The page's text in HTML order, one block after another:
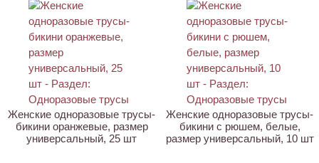
Женские одноразовые трусы-
бикини оранжевые, размер
универсальный, 25 шт
Женские одноразовые трусы-
бикини с рюшем, белые,
размер универсальный, 10 шт